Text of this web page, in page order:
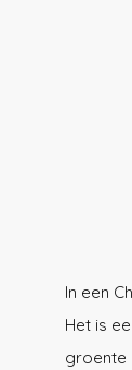
In een
Het is
groente